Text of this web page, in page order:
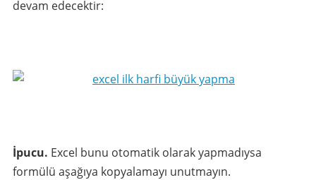
devam edecektir:
İpucu. Excel bunu otomatik olarak yapmadıysa
formülü aşağıya kopyalamayı unutmayın.